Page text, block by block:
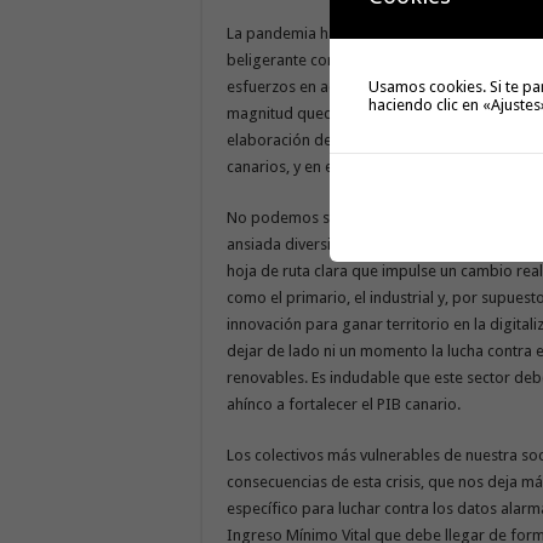
La pandemia ha golpeado con dureza a
beligerante con el turismo. El Gobierno
esfuerzos en activar medidas que
magnitud queda en evidencia nuestra gran
elaboración de un plan turístico especial y
canarios, y en especial de aquellas familias
No podemos seguir dependiendo
ansiada diversificación económica. Una
hoja de ruta clara que impulse un cambio
como el primario, el industrial y, por
innovación para ganar territorio en la
dejar de lado ni un momento la lucha contra
renovables. Es indudable que este sector
ahínco a fortalecer el PIB canario.
Los colectivos más vulnerables de nuestra
consecuencias de esta crisis, que nos deja
específico para luchar contra los datos
Ingreso Mínimo Vital que debe llegar de
Usamos cookies. Si te
haciendo clic en